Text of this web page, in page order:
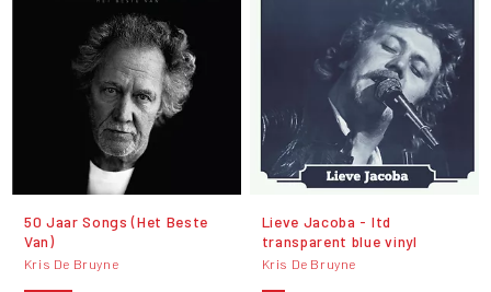
50 Jaar Songs (Het Beste
Van)
Kris De Bruyne
Lieve Jacoba - ltd
transparent blue vinyl
Kris De Bruyne